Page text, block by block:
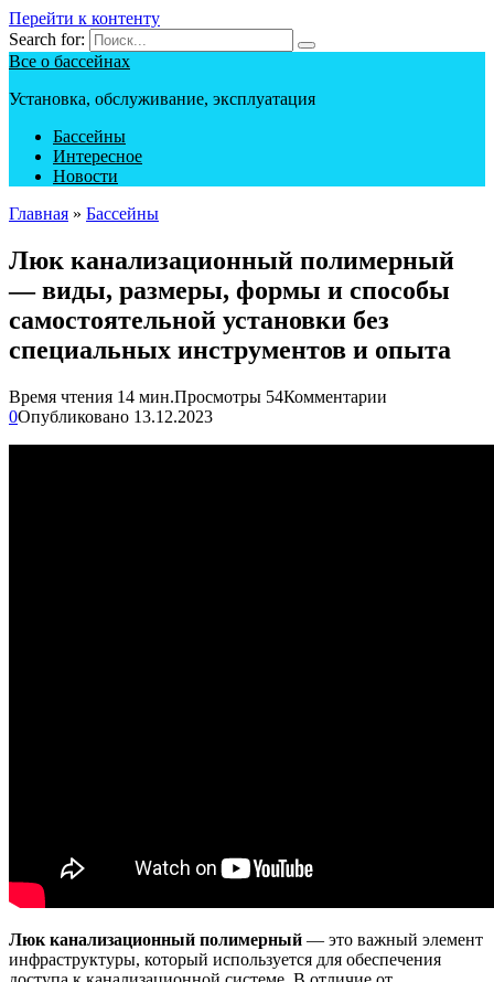
Перейти к контенту
Search for:
Все о бассейнах
Установка, обслуживание, эксплуатация
Бассейны
Интересное
Новости
Главная » Бассейны
Люк канализационный полимерный
— виды, размеры, формы и способы
самостоятельной установки без
специальных инструментов и опыта
Время чтения 14 мин.Просмотры 54Комментарии
0Опубликовано 13.12.2023
Люк канализационный полимерный — это важный элемент
инфраструктуры, который используется для обеспечения